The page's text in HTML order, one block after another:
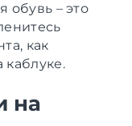
обувь – это
как
каблуке.
на